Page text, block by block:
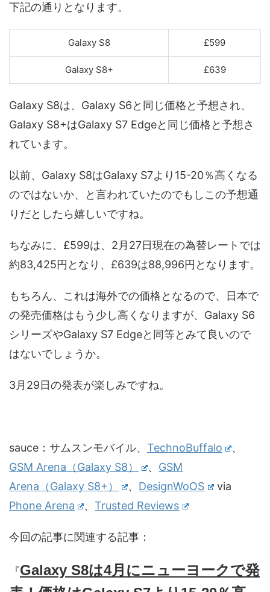
下記の通りとなります。
Galaxy S8 £599
Galaxy S8+ £639
Galaxy S8は、Galaxy S6と同じ価格と予想され、
Galaxy S8+はGalaxy S7 Edgeと同じ価格と予想さ
れています。
以前、Galaxy S8はGalaxy S7より15-20％高くなる
のではないか、と言われていたのでもしこの予想通
りだとしたら嬉しいですね。
ちなみに、£599は、2月27日現在の為替レートでは
約83,425円となり、£639は88,996円となります。
もちろん、これは海外での価格となるので、日本で
の発売価格はもう少し高くなりますが、Galaxy S6
シリーズやGalaxy S7 Edgeと同等とみて良いので
はないでしょうか。
3月29日の発表が楽しみですね。
sauce：サムスンモバイル、 TechnoBuffalo
、
GSM Arena（Galaxy S8）
、 GSM
Arena（Galaxy S8+）
、 DesignWoOS
via
Phone Arena
、Trusted Reviews
今回の記事に関連する記事：
『Galaxy S8は4月にニューヨークで発